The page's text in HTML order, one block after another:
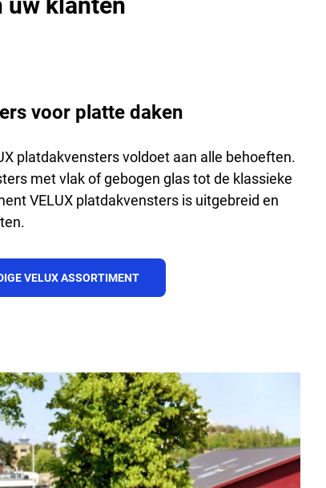
voor platte daken
platdakvensters voldoet aan alle behoeften.
met vlak of gebogen glas tot de klassieke
VELUX platdakvensters is uitgebreid en
VELUX ASSORTIMENT